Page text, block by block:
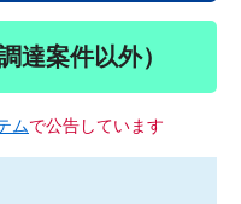
達案件以外）
ムで公告しています